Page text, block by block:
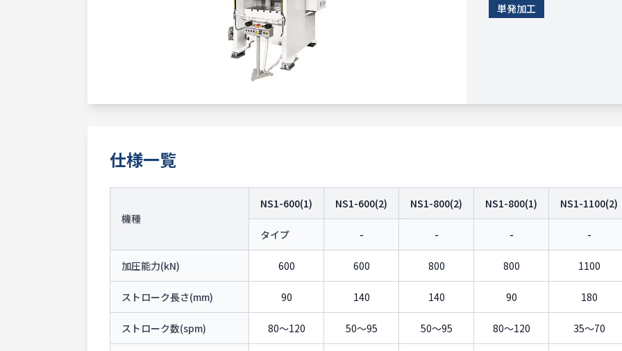
単発加工
仕様一覧
機種
NS1-600(1) NS1-600(2) NS1-800(2) NS1-800(1) NS1-1100(2)
タイプ - - - -
加圧能力(kN) 600 600 800 800 1100
ストローク長さ(mm) 90 140 140 90 180
ストローク数(spm) 80〜120 50〜95 50〜95 80〜120 35〜70